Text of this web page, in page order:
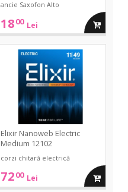
ancie Saxofon Alto
1800 Lei adauga
Nanoweb
Electric
Medium
Elixir Nanoweb Electric
Medium 12102
corzi chitară electrică
7200 Lei adauga